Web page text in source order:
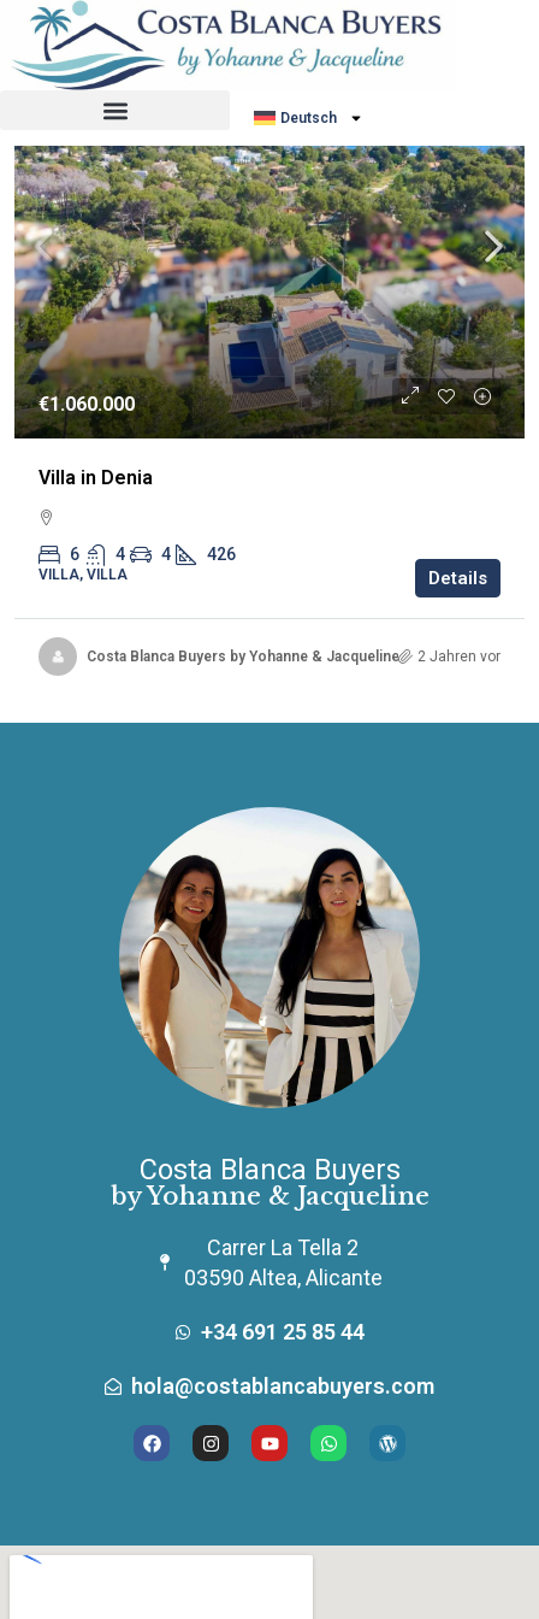
Deutsch
Sortiere nach: Standardauftrag
€1.060.000
Villa in Denia
6 4 4 426
VILLA, VILLA Details
Costa Blanca Buyers by Yohanne & Jacqueline 2 Jahren vor
Costa Blanca Buyers
by Yohanne & Jacqueline
Carrer La Tella 2
03590 Altea, Alicante
+34 691 25 85 44
hola@costablancabuyers.com